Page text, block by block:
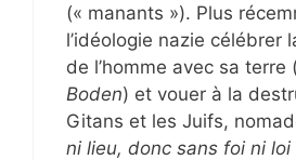
(« manants »). Plus
l’idéologie nazie célébrer
de l’homme avec sa terre (
Boden) et vouer à la
Gitans et les Juifs,
ni lieu, donc sans foi ni loi